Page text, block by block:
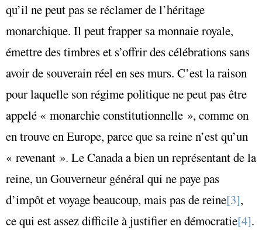
qu’il ne peut pas se réclamer de l’héritage
monarchique. Il peut frapper sa monnaie royale,
émettre des timbres et s’offrir des célébrations sans
avoir de souverain réel en ses murs. C’est la raison
pour laquelle son régime politique ne peut pas être
appelé « monarchie constitutionnelle », comme on
en trouve en Europe, parce que sa reine n’est qu’un
« revenant ». Le Canada a bien un représentant de la
reine, un Gouverneur général qui ne paye pas
d’impôt et voyage beaucoup, mais pas de reine[3],
ce qui est assez difficile à justifier en démocratie[4].